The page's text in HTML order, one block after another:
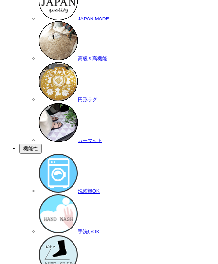
JAPAN MADE
高級＆高機能
円形ラグ
カーマット
機能性
洗濯機OK
手洗いOK